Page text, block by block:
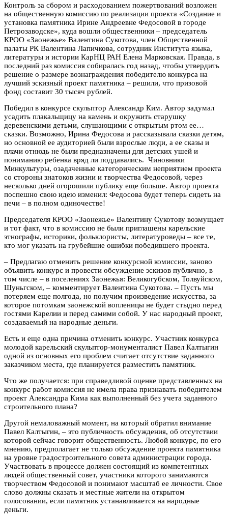
Контроль за сбором и расходованием пожертвований возложен
на общественную комиссию по реализации проекта «Создание и
установка памятника Ирине Андреевне Федосовой в городе
Петрозаводске», куда вошли общественники – председатель
КРОО «Заонежье» Валентина Сукотова, член Общественной
палаты РК Валентина Лапичкова, сотрудник Института языка,
литературы и истории КарНЦ РАН Елена Марковская. Правда, в
последний раз комиссия собиралась год назад, чтобы утвердить
решение о размере вознаграждения победителю конкурса на
лучший эскизный проект памятника – решили, что призовой
фонд составит 30 тысяч рублей.
Победил в конкурсе скульптор Александр Ким. Автор задумал
усадить плакальщицу на камень и окружить старушку
деревенскими детьми, слушающими с открытым ртом ее…
сказки. Возможно, Ирина Федосова и рассказывала сказки детям,
но основной ее аудиторией были взрослые люди, а ее сказы и
плачи отнюдь не были предназначены для детских ушей и
пониманию ребенка вряд ли поддавались. Чиновники
Минкультуры, озадаченные категорическим неприятием проекта
со стороны знатоков жизни и творчества Федосовой, через
несколько дней огорошили публику еще больше. Автор проекта
поспешно свою идею изменил: Федосова будет теперь сидеть на
печи – в полном одиночестве!
Председателя КРОО «Заонежье» Валентину Сукотову возмущает
и тот факт, что в комиссию не были приглашены карельские
этнографы, историки, фольклористы, литературоведы – все те,
кто мог указать на грубейшие ошибки победившего проекта.
– Предлагаю отменить решение конкурсной комиссии, заново
объявить конкурс и провести обсуждение эскизов публично, в
том числе – в поселениях Заонежья: Великогубском, Толвуйском,
Шуньгском, – комментирует Валентина Сукотова. – Пусть мы
потеряем еще полгода, но получим произведение искусства, за
которое потомкам заонежской вопленицы не будет стыдно перед
гостями Карелии и перед самими собой. У нас народный проект,
создаваемый на народные деньги.
Есть и еще одна причина отменить конкурс. Участник конкурса
молодой карельский скульптор-монументалист Павел Калтыгин
одной из основных его проблем считает отсутствие заданного
заказчиком места, где планируется разместить памятник.
Что же получается: при справедливой оценке представленных на
конкурс работ комиссия не имела права признавать победителем
проект Александра Кима как выполненный без учета заданного
строительного плана?
Другой немаловажный момент, на который обратил внимание
Павел Калтыгин, – это публичность обсуждения, об отсутствии
которой сейчас говорит общественность. Любой конкурс, по его
мнению, предполагает не только обсуждение проекта памятника
на уровне градостроительного совета администрации города.
Участвовать в процессе должен состоящий из компетентных
людей общественный совет, участники которого занимаются
творчеством Федосовой и понимают масштаб ее личности. Свое
слово должны сказать и местные жители на открытом
голосовании, если памятник устанавливается на народные
деньги.